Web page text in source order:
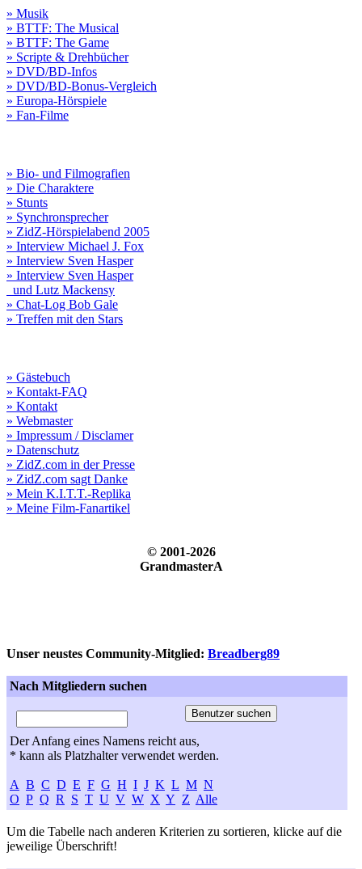
» Musik
» BTTF: The Musical
» BTTF: The Game
» Scripte & Drehbücher
» DVD/BD-Infos
» DVD/BD-Bonus-Vergleich
» Europa-Hörspiele
» Fan-Filme
» Bio- und Filmografien
» Die Charaktere
» Stunts
» Synchronsprecher
» ZidZ-Hörspielabend 2005
» Interview Michael J. Fox
» Interview Sven Hasper
» Interview Sven Hasper
und Lutz Mackensy
» Chat-Log Bob Gale
» Treffen mit den Stars
» Gästebuch
» Kontakt-FAQ
» Kontakt
» Webmaster
» Impressum / Disclamer
» Datenschutz
» ZidZ.com in der Presse
» ZidZ.com sagt Danke
» Mein K.I.T.T.-Replika
» Meine Film-Fanartikel
© 2001-2026
GrandmasterA
Unser neustes Community-Mitglied: Breadberg89
Nach Mitgliedern suchen
Der Anfang eines Namens reicht aus,
* kann als Platzhalter verwendet werden.
A B C D E F G H I J K L M N
O P Q R S T U V W X Y Z Alle
Um die Tabelle nach anderen Kriterien zu sortieren, klicke auf die
jeweilige Überschrift!